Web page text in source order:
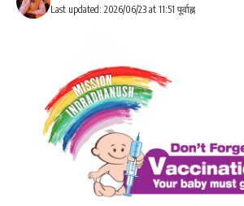
Last updated: 2026/06/23 at 11:51 पूर्वाह्न